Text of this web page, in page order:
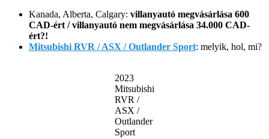
Kanada, Alberta, Calgary: villanyautó megvásárlása 600
CAD-ért / villanyautó nem megvásárlása 34.000 CAD-
ért?!
Mitsubishi RVR / ASX / Outlander Sport: melyik, hol, mi?
2023
Mitsubishi
RVR /
ASX /
Outlander
Sport